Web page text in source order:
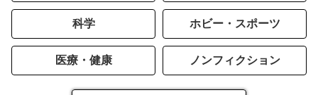
科学 ホビー・スポーツ
医療・健康 ノンフィクション